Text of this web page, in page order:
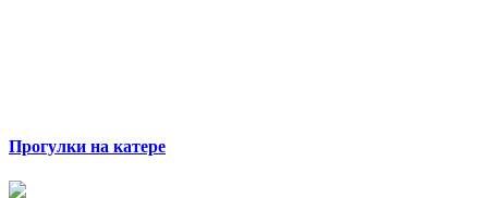
Прогулки на катере